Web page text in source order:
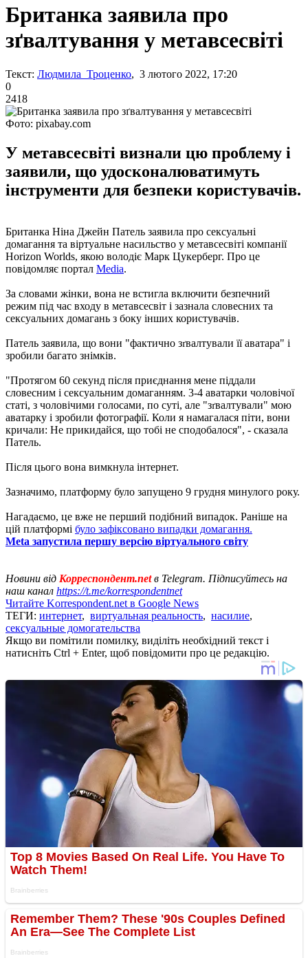
Британка заявила про
зґвалтування у метавсесвіті
Текст: Людмила Троценко, 3 лютого 2022, 17:20
0
2418
Фото: pixabay.com
У метавсесвіті визнали цю проблему і
заявили, що удосконалюватимуть
інструменти для безпеки користувачів.
Британка Ніна Джейн Патель заявила про сексуальні
домагання та віртуальне насильство у метавсесвіті компанії
Horizon Worlds, якою володіє Марк Цукерберг. Про це
повідомляє портал Media.
За словами жінки, вона не встигла включити безпечний
режим під час входу в метавсесвіт і зазнала словесних та
сексуальних домагань з боку інших користувачів.
Патель заявила, що вони "фактично зґвалтували її аватара" і
зробили багато знімків.
"Протягом 60 секунд після приєднання мене піддали
словесним і сексуальним домаганням. 3-4 аватарки чоловічої
статі, з чоловічими голосами, по суті, але "зґвалтували" мою
аватарку і зробили фотографії. Коли я намагалася піти, вони
кричали: Не прикидайся, що тобі не сподобалося", - сказала
Патель.
Після цього вона вимкнула інтернет.
Зазначимо, платформу було запущено 9 грудня минулого року.
Нагадаємо, це вже не перший подібний випадок. Раніше на
цій платформі було зафіксовано випадки домагання.
Meta запустила першу версію віртуального світу
Новини від Корреспондент.netв Telegram. Підписуйтесь на
наш канал https://t.me/korrespondentnet
Читайте Korrespondent.net в Google News
ТЕГИ: интернет, виртуальная реальность, насилие,
сексуальные домогательства
Якщо ви помітили помилку, виділіть необхідний текст і
натисніть Ctrl + Enter, щоб повідомити про це редакцію.